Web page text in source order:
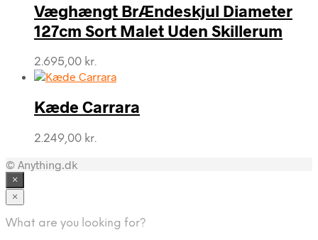
Væghængt BrÆndeskjul Diameter
127cm Sort Malet Uden Skillerum
2.695,00 kr.
Kæde Carrara
2.249,00 kr.
© Anything.dk
×
×
What are you looking for?